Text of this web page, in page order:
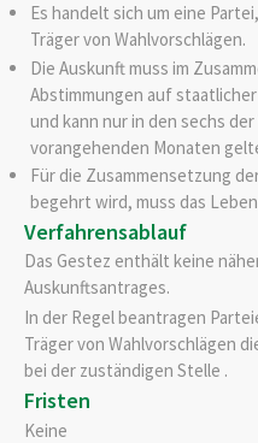
Es handelt sich um eine
Träger von Wahlvorschlägen.
Die Auskunft muss im
Abstimmungen auf
und kann nur in den sechs
vorangehenden Monaten
Für die Zusammensetzung
begehrt wird, muss das
Verfahrensablauf
Das Gestez enthält keine
Auskunftsantrages.
In der Regel beantragen
Träger von Wahlvorschlägen
bei der zuständigen Stelle .
Fristen
Keine